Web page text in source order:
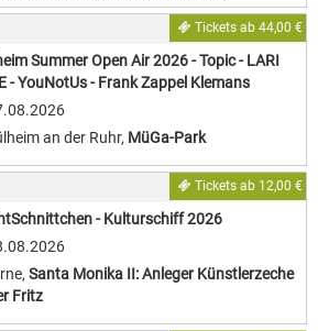
Tickets ab 44,00 €
Summer Open Air 2026 - Topic - LARI
- YouNotUs - Frank Zappel Klemans
an der Ruhr, MüGa-Park
Tickets ab 12,00 €
- Kulturschiff 2026
, Santa Monika II: Anleger Künstlerzeche
Fritz